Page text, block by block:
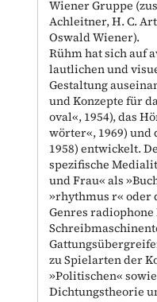
Wiener Gruppe
Achleitner, H. C.
Oswald Wiener).
Rühm hat sich auf
lautlichen und
Gestaltung
und Konzepte für
oval«, 1954), das
wörter«, 1969) und
1958) entwickelt.
spezifische
und Frau« als
»rhythmus r« oder
Genres radiophone
zu Spielarten der
»Politischen«
Dichtungstheorie